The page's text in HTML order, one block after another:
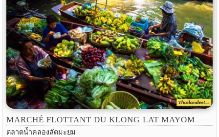
MARCHÉ FLOTTANT DU KLONG LAT MAYOM
ตลาดน้ำคลองลัดมะยม